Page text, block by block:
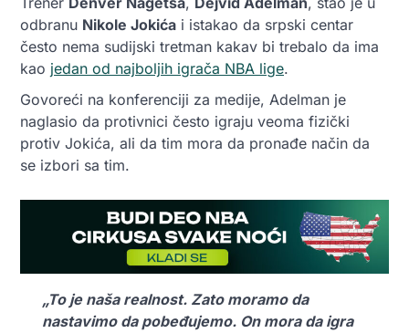
odbranu Nikole Jokića i istakao da srpski centar
često nema sudijski tretman kakav bi trebalo da ima
kao jedan od najboljih igrača NBA lige.
Govoreći na konferenciji za medije, Adelman je
naglasio da protivnici često igraju veoma fizički
protiv Jokića, ali da tim mora da pronađe način da
se izbori sa tim.
„To je naša realnost. Zato moramo da
nastavimo da pobeđujemo. On mora da igra